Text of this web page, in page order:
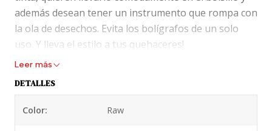
además desean tener un instrumento que rompa con
la ola de desechos. Evita los bolígrafos de un solo
uso. Y lleva el estilo a tus quehaceres!
Presentado en caja metálica, puedes comprar el
accesorio clip para llevarlo de manera más segura en
Leer más
DETALLES
Color: Raw